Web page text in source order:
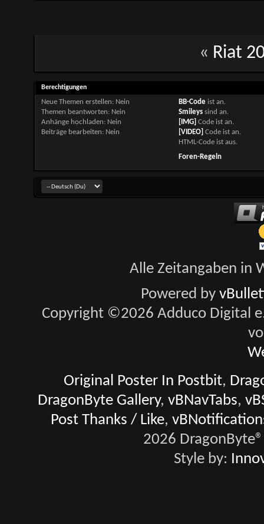
« Riat
Berechtigungen
Neue Themen erstellen: Nein
Themen beantworten: Nein
Anhänge hochladen: Nein
Beiträge bearbeiten: Nein
BB-Codeist an.
Smileyssind an.
[IMG] Code ist an.
[VIDEO] Code ist an.
HTML-Code ist aus.
Foren-Regeln
Alle Zeitangaben in
Powered by
Copyright ©2026 Adduco Digital
Original Poster In Postbit,
DragonByte Gallery,vBNavTabs,
Post Thanks / Like,
2026
Style by: